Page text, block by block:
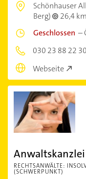
Schönhauser
Berg)
26,4 km
Geschlossen –
030 23 88 22 30
Webseite
RECHTSANWÄLTE:
(SCHWERPUNKT)